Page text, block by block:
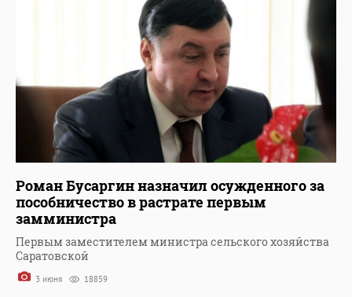
Роман Бусаргин назначил осужденного за
пособничество в растрате первым
замминистра
Первым заместителем министра сельского хозяйства
Саратовской
3 июня 18859